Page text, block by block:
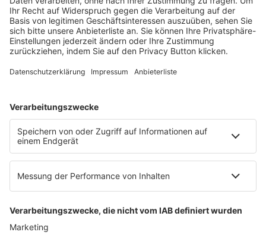
Mainzer Landstr. 251
60326 Frankfurt am Main
E-Mail:info@ruw.de
Web:https://www.ruw.de
AGB
Datenschutzerklärung
Genderhinweis
Cookie-Einstellungen